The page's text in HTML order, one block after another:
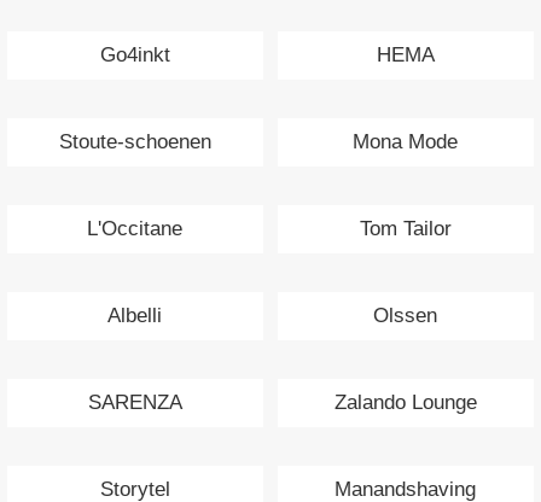
Go4inkt HEMA
Stoute-schoenen Mona Mode
L'Occitane Tom Tailor
Albelli Olssen
SARENZA Zalando Lounge
Storytel Manandshaving